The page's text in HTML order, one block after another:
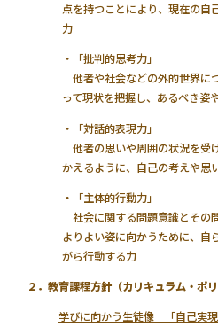
点を持つことにより、現在の自
力
・「批判的思考力」
他者や社会などの外的世界に
って現状を把握し、あるべき姿
・「対話的表現力」
他者の思いや周囲の状況を受
かえるように、自己の考えや思
・「主体的行動力」
社会に関する問題意識とその
よりよい姿に向かうために、自
がら行動する力
２．教育課程方針（カリキュラム・ポリ
学びに向かう生徒像 「自己実